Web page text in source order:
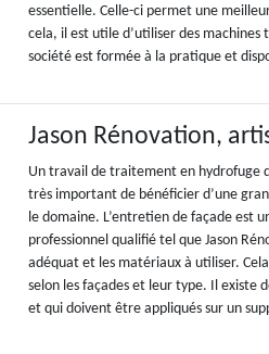
essentielle. Celle-ci permet une
cela, il est utile d’utiliser des machines
société est formée à la pratique et
Jason Rénovation,
Un travail de traitement en hydrofuge
très important de bénéficier d’une
le domaine. L’entretien de façade est
professionnel qualifié tel que Jason
adéquat et les matériaux à utiliser.
selon les façades et leur type. Il existe
et qui doivent être appliqués sur un